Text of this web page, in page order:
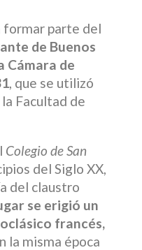
formar parte del
de Buenos
Cámara de
, que se utilizó
Facultad de
Colegio de San
del Siglo XX,
del claustro
se erigió un
francés,
la misma época